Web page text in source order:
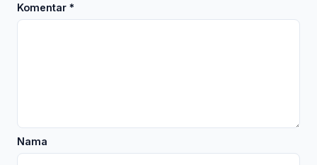
Komentar *
Nama